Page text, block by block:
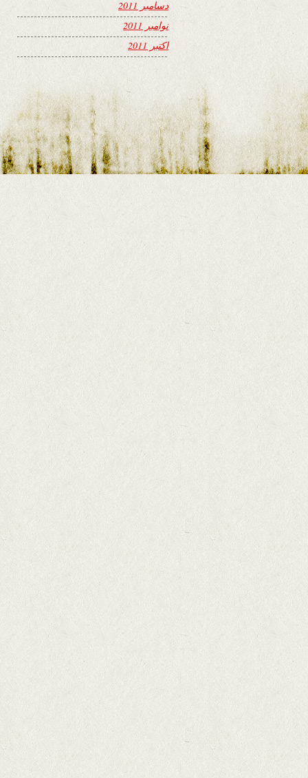
دسامبر 2011
نوامبر 2011
اکتبر 2011